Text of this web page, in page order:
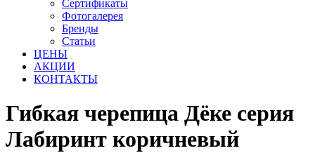
Сертификаты
Фотогалерея
Бренды
Статьи
ЦЕНЫ
АКЦИИ
КОНТАКТЫ
Гибкая черепица Дёке серия
Лабиринт коричневый